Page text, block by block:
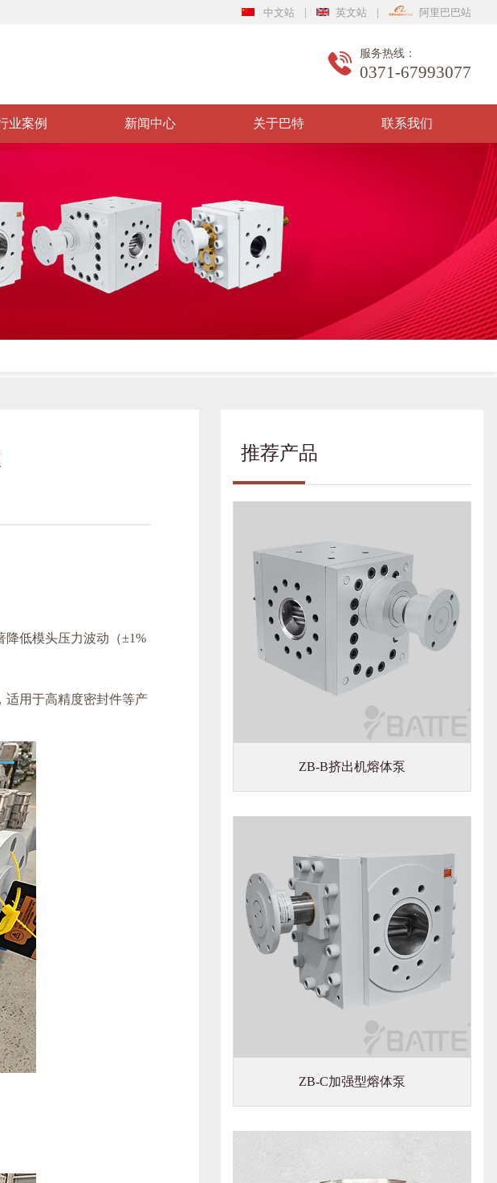
中文站 | 英文站 | 阿里巴巴站
服务热线：
0371-67993077
业案例 新闻中心 关于巴特 联系我们
低模头压力波动（±1%
适用于高精度密封件等产
推荐产品
ZB-B挤出机熔体泵
ZB-C加强型熔体泵